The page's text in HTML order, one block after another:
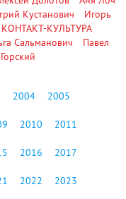
Кустанович
Игорь
КОНТАКТ-КУЛЬТУРА
Сальманович
Павел
2004 2005
2010 2011
2016 2017
2022 2023